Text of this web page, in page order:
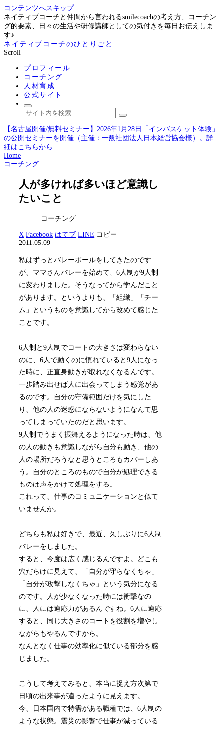
コンテンツへスキップ
ネイティブコーチと仲間から言われるsmilecoachの考え方、コーチン
グ的要素、日々の生活や研修講師としての気付きを毎日お伝えしま
す♪
ネイティブコーチのひとりごと
Scroll
プロフィール
コーチング
人材育成
公式サイト
【名古屋開催/無料セミナー】2026年1月28日「インバスケット体験」
の公開セミナーを開催（主催：一般社団法人日本経営協会様）。詳
細はこちらから
Home
コーチング
人が多ければ多いほど意識し
たいこと
コーチング
X Facebook はてブ LINE コピー
2011.05.09
私はずっとバレーボールをしてきたのです
が、ママさんバレーを始めて、6人制が9人制
に変わりました。そうなってから学んだこと
があります。というよりも、「組織」「チー
ム」というものを意識してから改めて感じた
ことです。
6人制と9人制でコートの大きさは変わらない
のに、6人で動くのに慣れていると9人になっ
た時に、正直身動きが取れなくなるんです。
一歩踏み出せば人に出会ってしまう感覚があ
るのです。自分の守備範囲だけを気にした
り、他の人の迷惑にならないようになんて思
ってしまっていたのだと思います。
9人制でうまく振舞えるようになった時は、他
の人の動きも意識しながら自分も動き、他の
人の場所だろうなと思うところもカバーしあ
う。自分のところのもので自分が処理できる
ものは声をかけて処理をする。
これって、仕事のコミュニケーションと似て
いませんか。
どちらも私は好きで、最近、久しぶりに6人制
バレーをしました。
すると、今度は広く感じるんですよ。どこも
穴だらけに見えて、「自分が守らなくちゃ」
「自分が攻撃しなくちゃ」という気分になる
のです。人が少なくなった時には衝撃なの
に、人には適応力があるんですね。6人に適応
すると、同じ大きさのコートを役割を増やし
ながらもやるんですから。
なんとなく仕事の効率化に似ている部分を感
じました。
こうして考えてみると、本当に捉え方次第で
日頃の出来事が違ったように見えます。
今、日本国内で特需がある職種では、6人制の
ような状態。震災の影響で仕事が減っている